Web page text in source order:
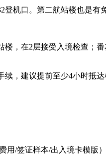
机口。第二航站楼也是有
在2层接受入境检查；
，建议提前至少4小时抵达
/签证样本/出入境卡模版）